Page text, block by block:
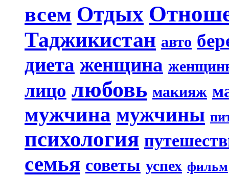
всем Отдых
Таджикистан авто
диета женщина
лицо любовь макияж
мужчина мужчины
психология
семья советы успех фильм